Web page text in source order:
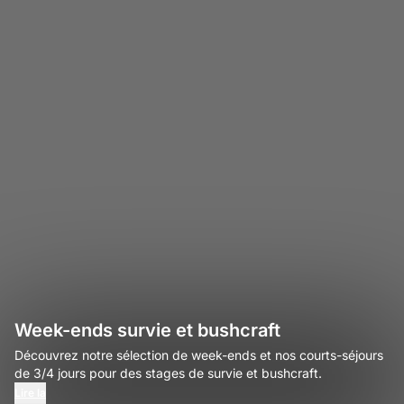
Week-ends survie et bushcraft
Découvrez notre sélection de week-ends et nos courts-séjours
de 3/4 jours pour des stages de survie et bushcraft.